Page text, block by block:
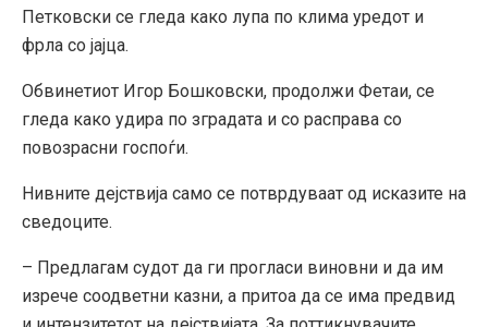
Петковски се гледа како лупа по клима уредот и
фрла со јајца.
Обвинетиот Игор Бошковски, продолжи Фетаи, се
гледа како удира по зградата и со расправа со
повозрасни госпоѓи.
Нивните дејствија само се потврдуваат од исказите на
сведоците.
– Предлагам судот да ги прогласи виновни и да им
изрече соодветни казни, а притоа да се има предвид